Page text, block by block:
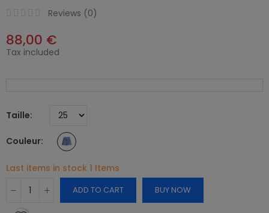
Reviews (0)
88,00 €
Tax included
Taille
Couleur
Last items in stock 1 Items
ADD TO CART BUY NOW